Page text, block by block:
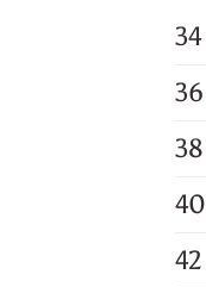
34
36
38
40
42